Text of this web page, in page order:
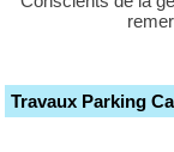
Travaux Parking